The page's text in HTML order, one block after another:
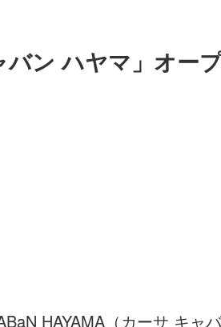
ン ハヤマ」オー
HAYAMA（カーサ キャ